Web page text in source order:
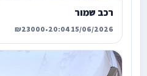
רכב שמור
15/06/2026 20:04
•
₪23000